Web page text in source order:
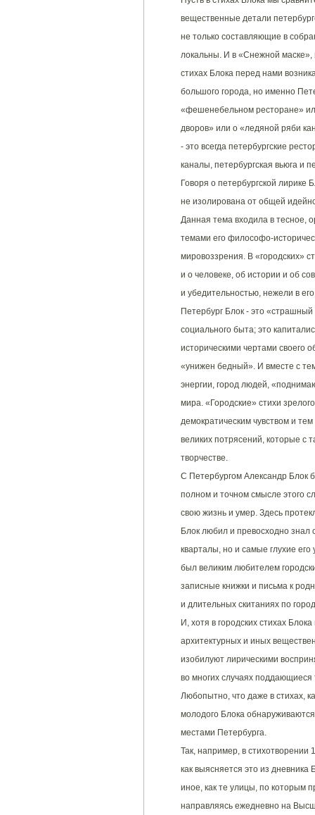
вещественные детали
не только составляющие в
локальны. И в «Снежной маске»,
стихах Блока перед нами
большого города, но именно
«фешенебельном ресторане»
дворов» или о «ледяной ряби
- это всегда петербургские
каналы, петербургская вьюга и
Говоря о петербургской лирике
не изолирована от общей
Данная тема входила в тесное,
темами его философо-
мировоззрения. В «городских»
и о человеке, об истории и об
и убедительностью, нежели в
Петербург Блок - это
социального быта; это
историческими чертами своего
«унижен бедный». И вместе с
энергии, город людей,
мира. «Городские» стихи
демократическим чувством и
великих потрясений, которые с
творчестве.
С Петербургом Александр Блок
полном и точном смысле этого
свою жизнь и умер. Здесь
Блок любил и превосходно знал
кварталы, но и самые глухие
был великим любителем
записные книжки и письма к
и длительных скитаниях по
И, хотя в городских стихах
архитектурных и иных
изобилуют лирическими
во многих случаях
Любопытно, что даже в стихах,
молодого Блока
местами Петербурга.
Так, например, в стихотворении
как выясняется это из
иное, как те улицы, по которым
направляясь ежедневно на